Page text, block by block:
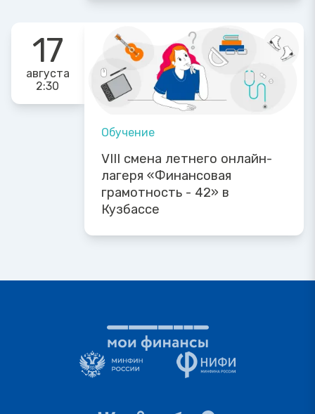
17
августа
2:30
Обучение
VIII смена летнего онлайн-
лагеря «Финансовая
грамотность - 42» в
Кузбассе